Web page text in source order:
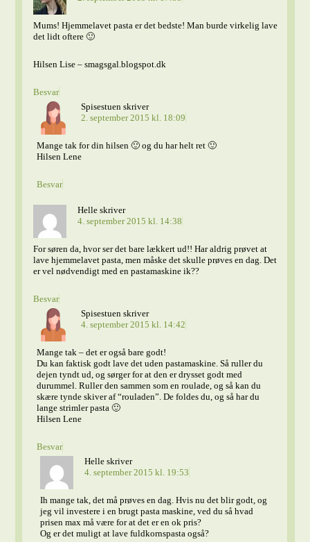
Mums! Hjemmelavet pasta er det bedste! Man burde virkelig lave
det lidt oftere 🙂
Hilsen Lise – smagsgal.blogspot.dk
Besvar
Spisestuen skriver
2. september 2015 kl. 18:09
Mange tak for din hilsen 🙂 og du har helt ret 🙂
Hilsen Lene
Besvar
Helle skriver
4. september 2015 kl. 14:38
For søren da, hvor ser det bare lækkert ud!! Har aldrig prøvet at
lave hjemmelavet pasta, men måske det skulle prøves en dag. Det
er vel nødvendigt med en pastamaskine ik??
Besvar
Spisestuen skriver
4. september 2015 kl. 14:42
Mange tak – det er også bare godt!
Du kan faktisk godt lave det uden pastamaskine. Så ruller du
dejen tyndt ud, og sørger for at den er drysset godt med
durummel. Ruller den sammen som en roulade, og så kan du
skære tynde skiver af “rouladen”. De foldes du, og så har du
lange strimler pasta 🙂
Hilsen Lene
Besvar
Helle skriver
4. september 2015 kl. 19:53
Ih mange tak, det må prøves en dag. Hvis nu det blir godt, og
jeg vil investere i en brugt pasta maskine, ved du så hvad
prisen max må være for at det er en ok pris?
Og er det muligt at lave fuldkornspasta også?